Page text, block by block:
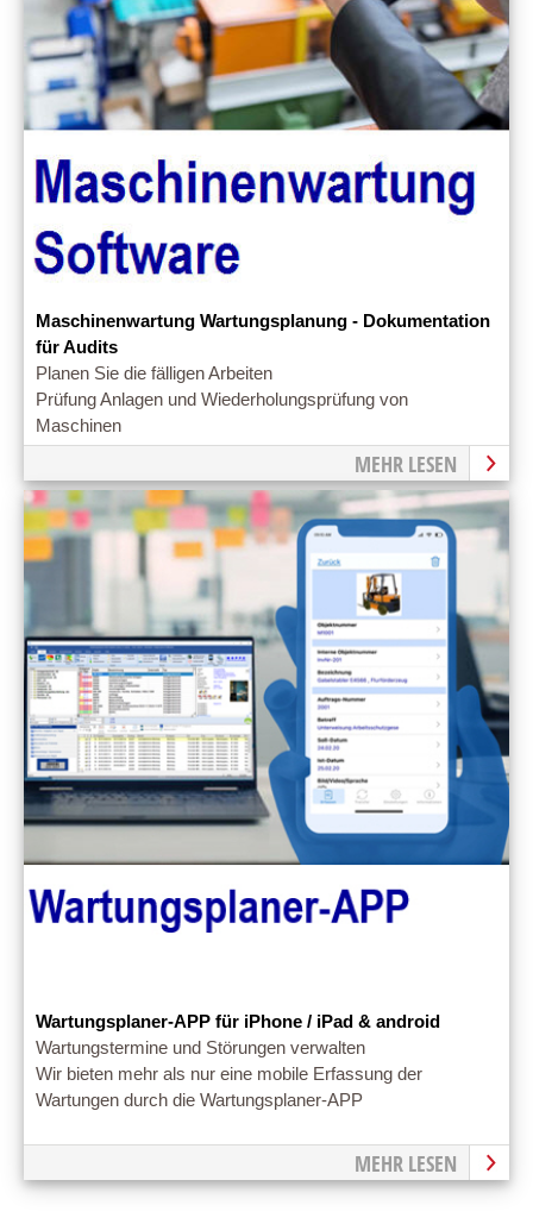
Maschinenwartung Wartungsplanung - Dokumentation
für Audits
Planen Sie die fälligen Arbeiten
Prüfung Anlagen und Wiederholungsprüfung von
Maschinen
MEHR LESEN
Wartungsplaner-APP für iPhone / iPad & android
Wartungstermine und Störungen verwalten
Wir bieten mehr als nur eine mobile Erfassung der
Wartungen durch die Wartungsplaner-APP
MEHR LESEN